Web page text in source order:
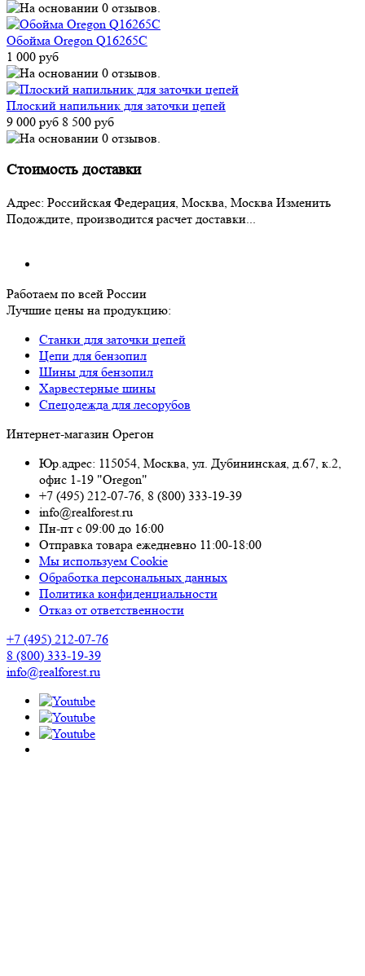
Обойма Oregon Q16265C
1 000 руб
Плоский напильник для заточки цепей
9 000 руб 8 500 руб
Стоимость доставки
Адрес: Российская Федерация, Москва, Москва Изменить
Подождите, производится расчет доставки...
Работаем по всей России
Лучшие цены на продукцию:
Станки для заточки цепей
Цепи для бензопил
Шины для бензопил
Харвестерные шины
Спецодежда для лесорубов
Интернет-магазин Орегон
Юр.адрес: 115054, Москва, ул. Дубининская, д.67, к.2,
офис 1-19 "Oregon"
+7 (495) 212-07-76, 8 (800) 333-19-39
info@realforest.ru
Пн-пт с 09:00 до 16:00
Отправка товара ежедневно 11:00-18:00
Мы используем Cookie
Обработка персональных данных
Политика конфиденциальности
Отказ от ответственности
+7 (495) 212-07-76
8 (800) 333-19-39
info@realforest.ru